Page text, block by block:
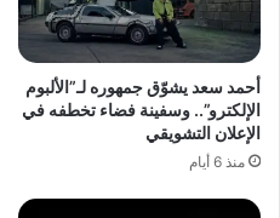
أحمد سعد يشوّق جمهوره لـ”الألبوم
الإلكترو”.. وسفينة فضاء تخطفه في
الإعلان التشويقي
منذ 6 أيام